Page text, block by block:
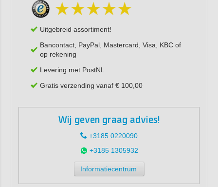
Uitgebreid assortiment!
Bancontact, PayPal, Mastercard, Visa, KBC of
op rekening
Levering met PostNL
Gratis verzending vanaf € 100,00
Wij geven graag advies!
+3185 0220090
+3185 1305932
Informatiecentrum